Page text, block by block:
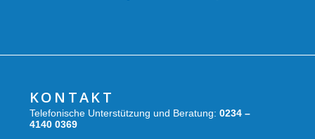
KONTAKT
Telefonische Unterstützung und Beratung: 0234 –
4140 0369